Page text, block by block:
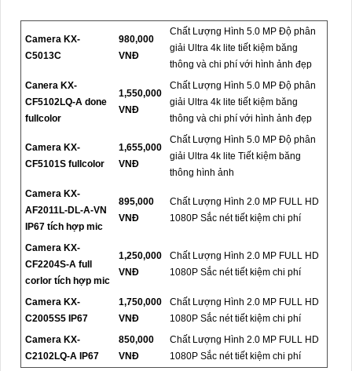
Camera KX-
C5013C
980,000
VNĐ
Chất Lượng Hình 5.0 MP Độ phân
giải Ultra 4k lite tiết kiệm băng
thông và chi phí với hình ảnh đẹp
Canera KX-
CF5102LQ-A done
fullcolor
1,550,000
VNĐ
Chất Lượng Hình 5.0 MP Độ phân
giải Ultra 4k lite tiết kiệm băng
thông và chi phí với hình ảnh đẹp
Camera KX-
CF5101S fullcolor
1,655,000
VNĐ
Chất Lượng Hình 5.0 MP Độ phân
giải Ultra 4k lite Tiết kiệm băng
thông hình ảnh
Camera KX-
AF2011L-DL-A-VN
IP67 tích hợp mic
895,000
VNĐ
Chất Lượng Hình 2.0 MP FULL HD
1080P Sắc nét tiết kiệm chi phí
Camera KX-
CF2204S-A full
corlor tích hợp mic
1,250,000
VNĐ
Chất Lượng Hình 2.0 MP FULL HD
1080P Sắc nét tiết kiệm chi phí
Camera KX-
C2005S5 IP67
1,750,000
VNĐ
Chất Lượng Hình 2.0 MP FULL HD
1080P Sắc nét tiết kiệm chi phí
Camera KX-
C2102LQ-A IP67
850,000
VNĐ
Chất Lượng Hình 2.0 MP FULL HD
1080P Sắc nét tiết kiệm chi phí